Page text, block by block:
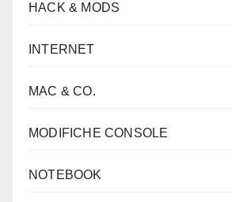
HACK & MODS
INTERNET
MAC & CO.
MODIFICHE CONSOLE
NOTEBOOK